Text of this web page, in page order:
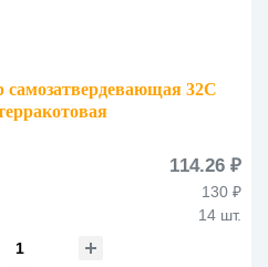
самозатвердевающая 32С
114.26 ₽
130 ₽
14 шт.